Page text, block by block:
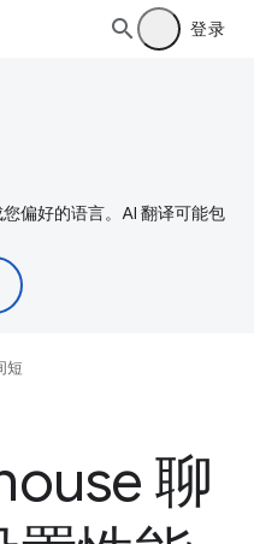
登录
偏好的语言。AI 翻译可能包
短
聊